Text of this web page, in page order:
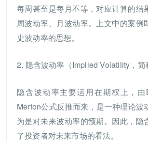
每周甚至是每月不等，对应计算的结
周波动率、月波动率。上文中的案例
史波动率的思想。
2. 隐含波动率（Implied Volatility，简
隐含波动率主要运用在期权上，由
Merton公式反推而来，是一种理论波
为是对未来波动率的预期。因此，隐
了投资者对未来市场的看法。